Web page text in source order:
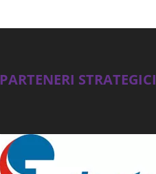
PARTENERI STRATEGICI